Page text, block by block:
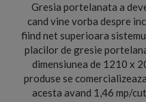
Gresia portelanata a
cand vine vorba despre
fiind net superioara
placilor de gresie
dimensiunea de 1210 x
produse se
acesta avand 1,46 mp/